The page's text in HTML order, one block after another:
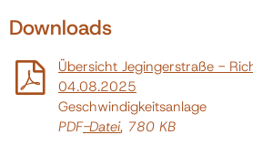
Downloads
Übersicht Jegingerstraße -
04.08.2025
Geschwindigkeitsanlage
PDF-Datei, 780 KB